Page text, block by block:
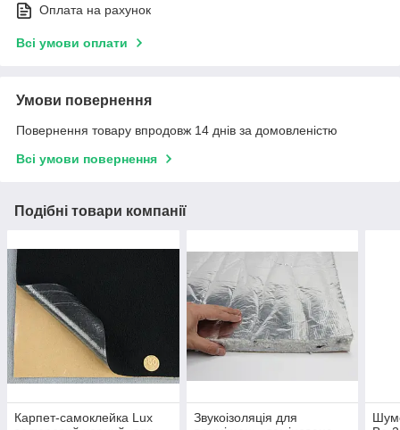
Оплата на рахунок
Всі умови оплати
Умови повернення
Повернення товару впродовж 14 днів за домовленістю
Всі умови повернення
Подібні товари компанії
Карпет-самоклейка Lux
Звукоізоляція для